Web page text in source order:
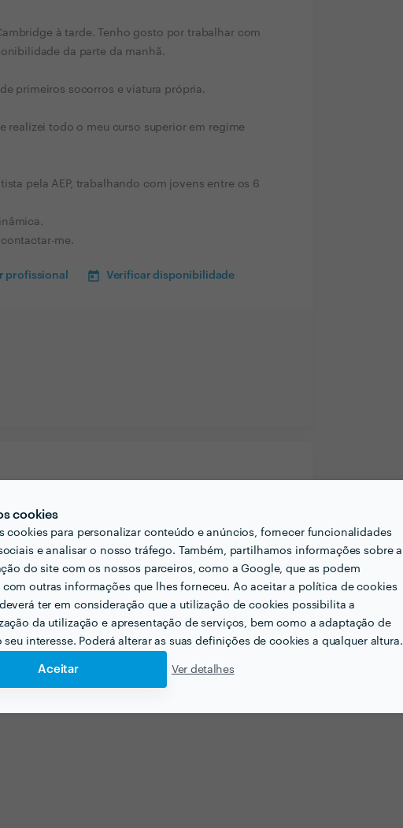
cookies
cookies para personalizar conteúdo e anúncios, fornecer funcionalidades
e analisar o nosso tráfego. Também, partilhamos informações sobre a
do site com os nossos parceiros, como a Google, que as podem
outras informações que lhes forneceu. Ao aceitar a política de cookies
ter em consideração que a utilização de cookies possibilita a
da utilização e apresentação de serviços, bem como a adaptação de
seu interesse. Poderá alterar as suas definições de cookies a qualquer altura.
Aceitar Ver detalhes
à tarde. Tenho gosto por trabalhar com
da parte da manhã.
primeiros socorros e viatura própria.
realizei todo o meu curso superior em regime
pela AEP, trabalhando com jovens entre os 6
me.
profissional Verificar disponibilidade